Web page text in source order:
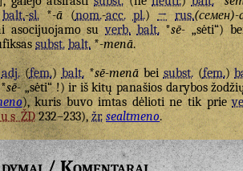
balt.-sl.*-ā(nom.-acc. pl.) → rus.(семен)-
asocijuojamo suverb. balt.*sē- „sėti“)
subst. balt.*-menā.
adj.(fem.)balt.*sē-menābeisubst.(fem.)
sē-„sėti“ !) ir iš kitų panašios darybos
), kuris buvo imtas dėlioti ne tik prie
ŽD232–233),žr. sealtmeno.